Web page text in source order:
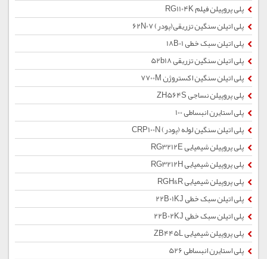
پلی پروپیلن فیلم RG1104K
پلی اتیلن سنگین تزریقی(پودر) 62N07
پلی اتیلن سبک خطی 18B01
پلی اتیلن سنگین تزریقی 52b18
پلی اتیلن سنگین اکستروژن 7700M
پلی پروپیلن نساجی ZH564S
پلی استایرن انبساطی 100
پلی اتیلن سنگین لوله (پودر) CRP100N
پلی پروپیلن شیمیایی RG3212E
پلی پروپیلن شیمیایی RG3212H
پلی پروپیلن شیمیایی RGH&R
پلی اتیلن سبک خطی 22B01KJ
پلی اتیلن سبک خطی 22B02KJ
پلی پروپیلن شیمیایی ZB445L
پلی استایرن انبساطی 526